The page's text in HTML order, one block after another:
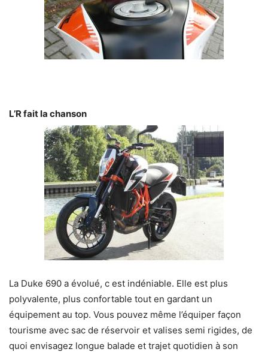
L’R fait la chanson
La Duke 690 a évolué, c est indéniable. Elle est plus
polyvalente, plus confortable tout en gardant un
équipement au top. Vous pouvez même l’équiper façon
tourisme avec sac de réservoir et valises semi rigides, de
quoi envisagez longue balade et trajet quotidien à son